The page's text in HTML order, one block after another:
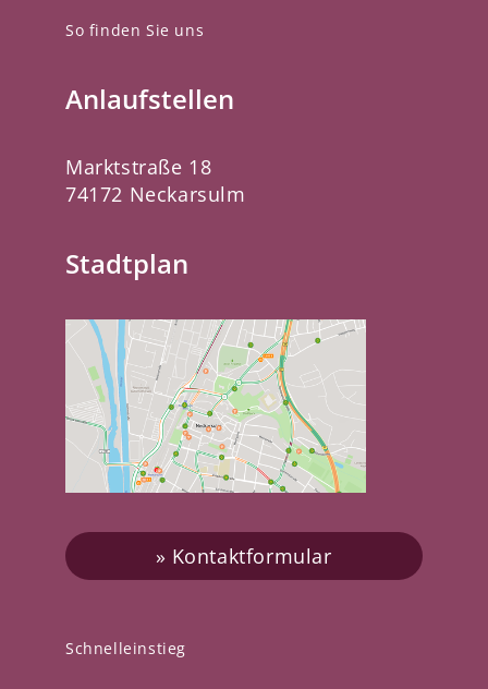
Schnelleinstieg
So finden Sie uns
Anlaufstellen
Marktstraße 18
74172 Neckarsulm
Stadtplan
Kontaktformular